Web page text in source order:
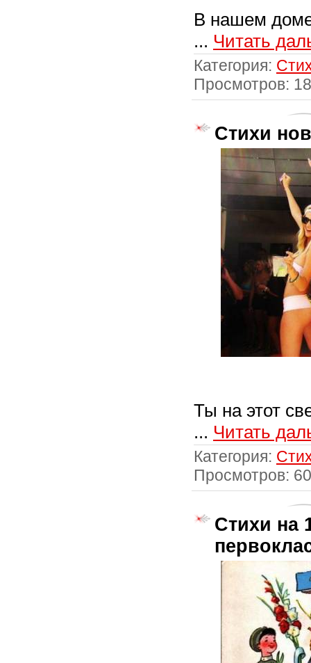
В нашем
... Читать
Категория:
Просмотров:
Стихи
Ты на этот
... Читать
Категория:
Просмотров:
Стихи на